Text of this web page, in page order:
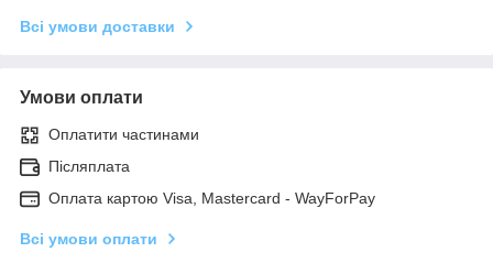
Всі умови доставки
Умови оплати
Оплатити частинами
Післяплата
Оплата картою Visa, Mastercard - WayForPay
Всі умови оплати